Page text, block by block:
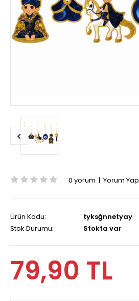
0 yorum | Yorum Yap
Ürün Kodu:
tyksğnnetyay
Stok Durumu:
Stokta var
79,90 TL